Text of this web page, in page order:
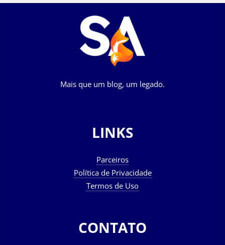
Mais que um blog, um legado.
LINKS
Parceiros
Política de Privacidade
Termos de Uso
CONTATO